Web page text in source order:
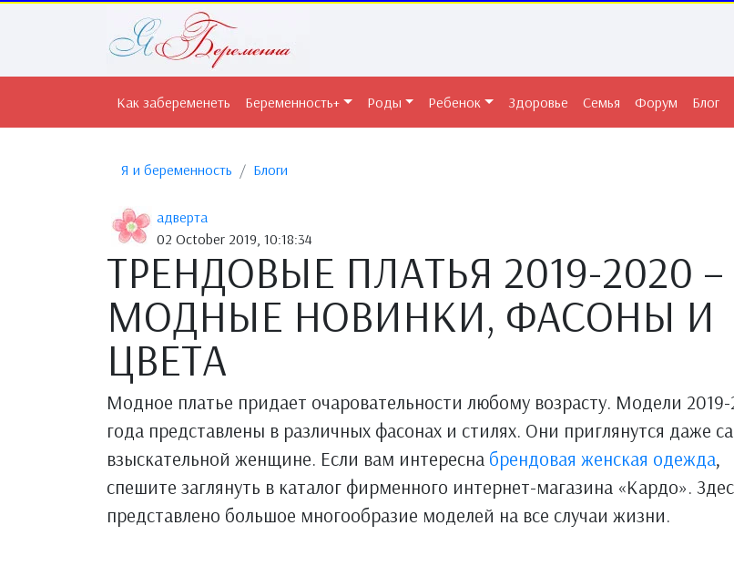
Как забеременеть Беременность+ Роды Ребенок Здоровье Семья Форум Блог
Я и беременность Блоги
адверта
02 October 2019, 10:18:34
ТРЕНДОВЫЕ ПЛАТЬЯ 2019-2020 –
МОДНЫЕ НОВИНКИ, ФАСОНЫ И
ЦВЕТА
Модное платье придает очаровательности любому возрасту. Модели
года представлены в различных фасонах и стилях. Они приглянутся даже
взыскательной женщине. Если вам интересна брендовая женская одежда,
спешите заглянуть в каталог фирменного интернет-магазина «Кардо».
представлено большое многообразие моделей на все случаи жизни.